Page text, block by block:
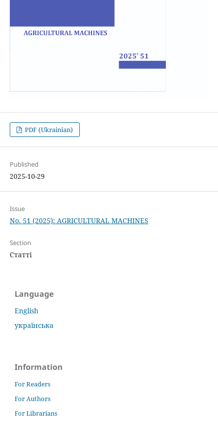
PDF (Ukrainian)
Published
2025-10-29
Issue
No. 51 (2025): AGRICULTURAL MACHINES
Section
Статті
Language
English
українська
Information
For Readers
For Authors
For Librarians